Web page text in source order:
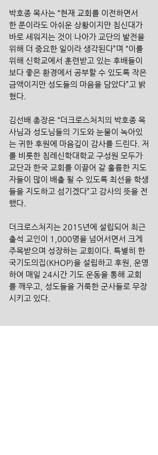
박호종 목사는 “현재 교회를 이전하면서
한 푼이라도 아쉬운 상황이지만 침신대가
바로 세워지는 것이 나아가 교단의 발전을
위해 더 중요한 일이라 생각된다”며 “이를
위해 신학교에서 훈련받고 있는 후배들이
보다 좋은 환경에서 공부할 수 있도록 작은
금액이지만 성도들의 마음을 담았다”고 밝
혔다.
김선배 총장은 “더크로스처치의 박호종 목
사님과 성도님들의 기도와 눈물이 녹아있
는 귀한 후원에 마음깊이 감사를 드린다. 저
를 비롯한 침례신학대학교 구성원 모두가
교단과 한국 교회를 이끌어 갈 훌륭한 지도
자들이 많이 배출 될 수 있도록 최선을 학생
들을 지도하고 섬기겠다”고 감사의 뜻을 전
했다.
더크로스처지는 2015년에 설립되어 최근
출석 교인이 1,000명을 넘어서면서 크게
주목받으며 성장하는 교회이다. 특별히 한
국기도의집(KHOP)을 설립하고 후원, 운영
하여 매일 24시간 기도 운동을 통해 교회
를 깨우고, 성도들을 거룩한 군사들로 무장
시키고 있다.